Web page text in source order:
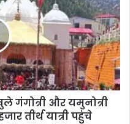
गंगोत्री और यमुनोत्री
तीर्थ यात्री पहुंचे